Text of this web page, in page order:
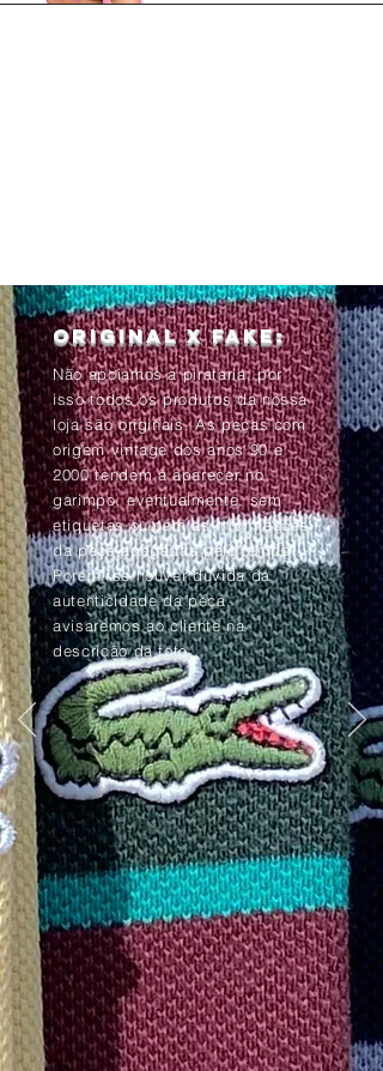
Original x Fake:
Não apoiamos a pirataria, por
isso todos os produtos da nossa
loja são originais. As peças com
origem vintage dos anos 90 e
2000 tendem à aparecer no
garimpo, eventualmente, sem
etiquetas ou com as informações
da peça apagadas pelo tempo.
Porém, se houver dúvida da
autenticidade da peça,
avisaremos ao cliente na
descrição da foto.